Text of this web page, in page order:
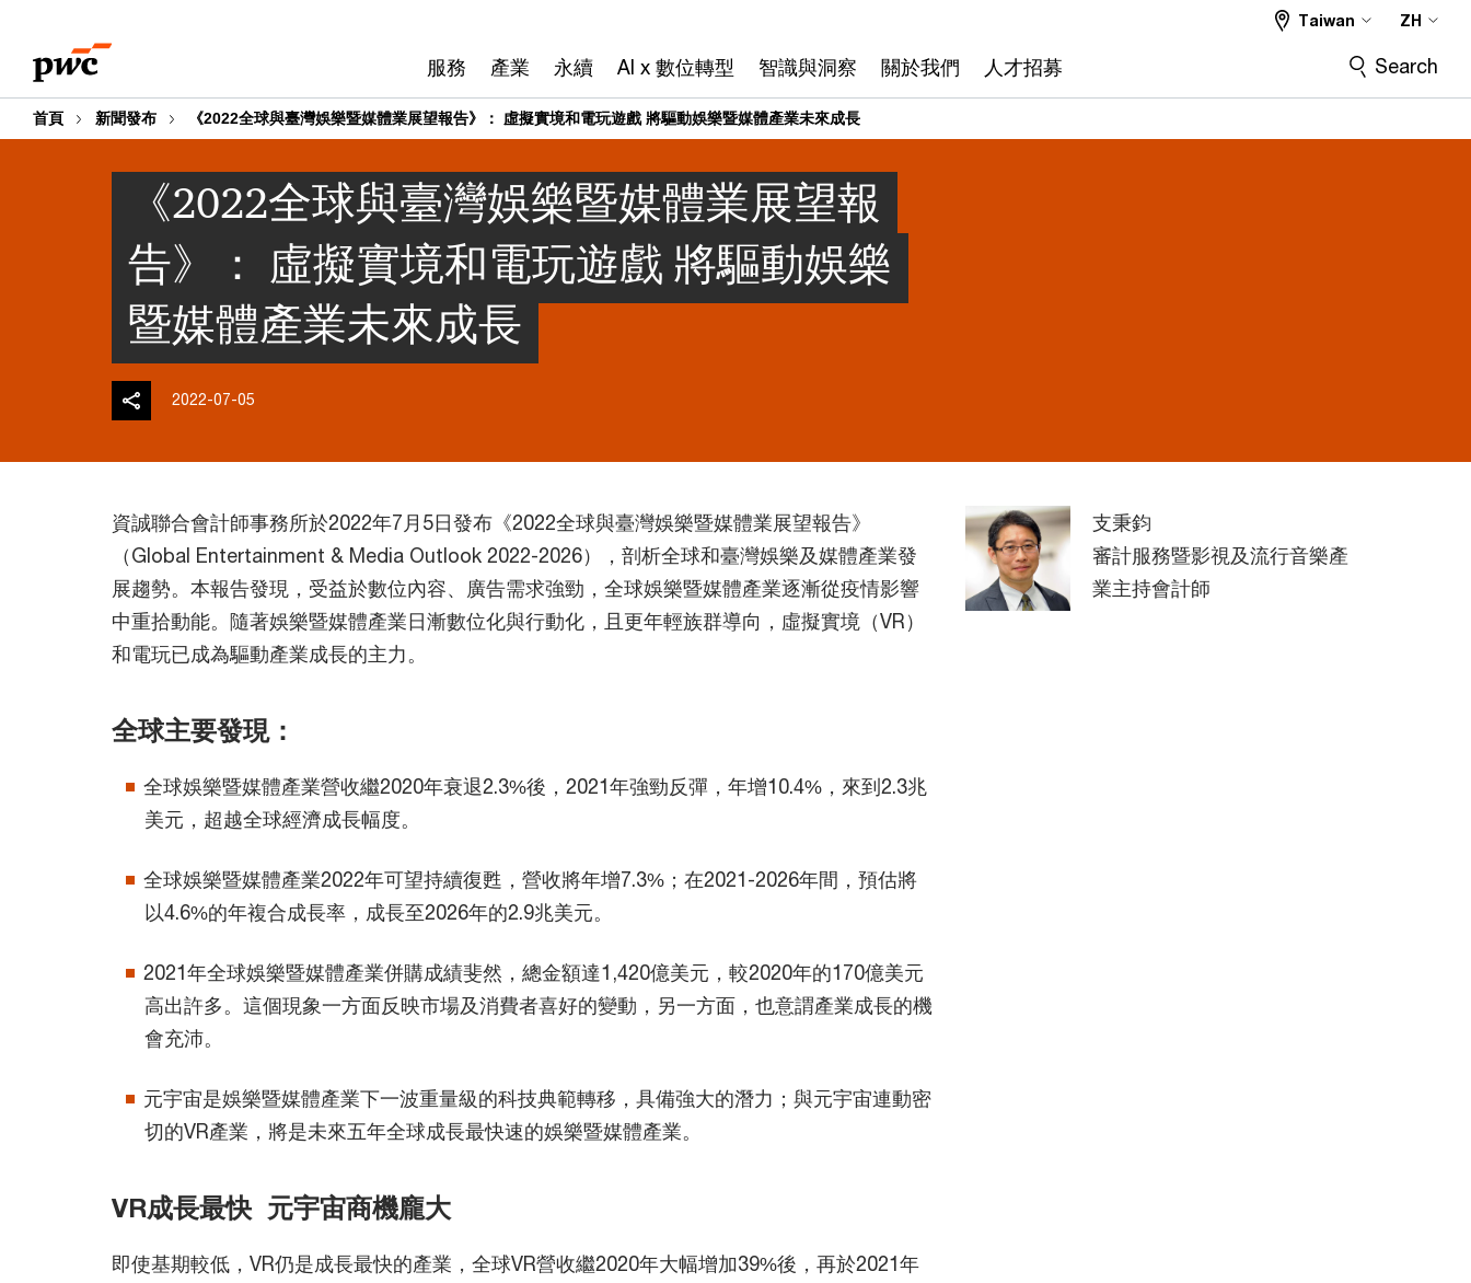
content
footer
服務 產業 永續 AI x 數位轉型 智識與洞察 關於我們 人才招募
Taiwan ZH
Search
首頁 新聞發布 《2022全球與臺灣娛樂暨媒體業展望報告》： 虛擬實境和電玩遊戲 將驅動娛樂暨媒體產業未來成長
《2022全球與臺灣娛樂暨媒體業展望報
告》： 虛擬實境和電玩遊戲 將驅動娛樂
暨媒體產業未來成長
2022-07-05
資誠聯合會計師事務所於2022年7月5日發布《2022全球與臺灣娛樂暨媒體業展望報告》
（Global Entertainment & Media Outlook 2022-2026），剖析全球和臺灣娛樂及媒體產業發
展趨勢。本報告發現，受益於數位內容、廣告需求強勁，全球娛樂暨媒體產業逐漸從疫情影響
中重拾動能。隨著娛樂暨媒體產業日漸數位化與行動化，且更年輕族群導向，虛擬實境（VR）
和電玩已成為驅動產業成長的主力。
全球主要發現：
全球娛樂暨媒體產業營收繼2020年衰退2.3%後，2021年強勁反彈，年增10.4%，來到2.3兆
美元，超越全球經濟成長幅度。
全球娛樂暨媒體產業2022年可望持續復甦，營收將年增7.3%；在2021-2026年間，預估將
以4.6%的年複合成長率，成長至2026年的2.9兆美元。
2021年全球娛樂暨媒體產業併購成績斐然，總金額達1,420億美元，較2020年的170億美元
高出許多。這個現象一方面反映市場及消費者喜好的變動，另一方面，也意謂產業成長的機
會充沛。
元宇宙是娛樂暨媒體產業下一波重量級的科技典範轉移，具備強大的潛力；與元宇宙連動密
切的VR產業，將是未來五年全球成長最快速的娛樂暨媒體產業。
VR成長最快 元宇宙商機龐大
即使基期較低，VR仍是成長最快的產業，全球VR營收繼2020年大幅增加39%後，再於2021年
支秉鈞
審計服務暨影視及流行音樂產
業主持會計師